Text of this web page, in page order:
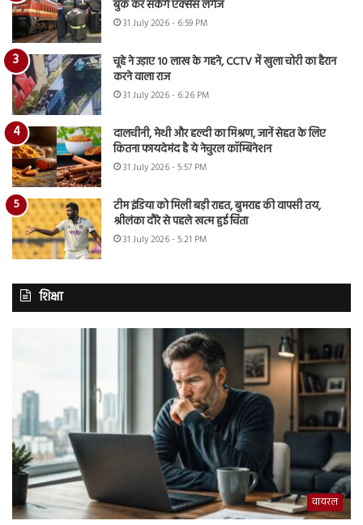
बुक कर सकेंगे एक्सेस लगेज
31 July 2026 - 6:59 PM
चूहे ने उड़ाए 10 लाख के गहने, CCTV में खुला चोरी का हैरान
करने वाला राज
31 July 2026 - 6:26 PM
दालचीनी, मेथी और हल्दी का मिश्रण, जानें सेहत के लिए
कितना फायदेमंद है ये नेचुरल कॉम्बिनेशन
31 July 2026 - 5:57 PM
टीम इंडिया को मिली बड़ी राहत, बुमराह की वापसी तय,
श्रीलंका दौरे से पहले खत्म हुई चिंता
31 July 2026 - 5:21 PM
शिक्षा
वायरल